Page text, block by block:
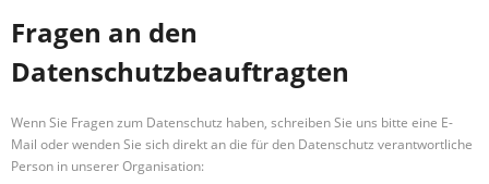
Fragen an den
Datenschutzbeauftragten
Wenn Sie Fragen zum Datenschutz haben, schreiben Sie uns bitte eine E-
Mail oder wenden Sie sich direkt an die für den Datenschutz verantwortliche
Person in unserer Organisation: